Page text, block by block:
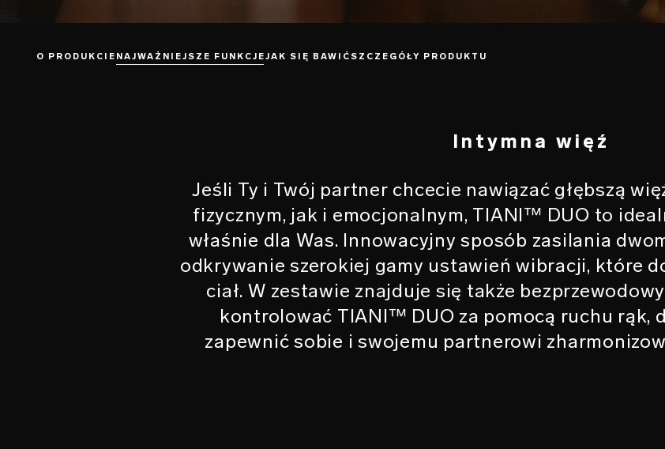
O PRODUKCIE NAJWAŻNIEJSZE FUNKCJEJAK SIĘ BAWIĆSZCZEGÓŁY PRODUKTU
Intymna więź
Jeśli Ty i Twój partner chcecie nawiązać głębszą
fizycznym, jak i emocjonalnym, TIANI™ DUO to
właśnie dla Was. Innowacyjny sposób zasilania
odkrywanie szerokiej gamy ustawień wibracji, które
ciał. W zestawie znajduje się także
kontrolować TIANI™ DUO za pomocą ruchu rąk,
zapewnić sobie i swojemu partnerowi